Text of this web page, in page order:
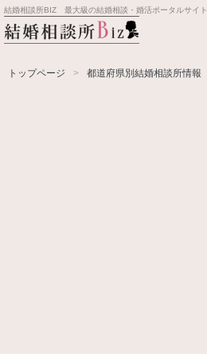
結婚相談所BIZ 最大級の結婚相談・婚活ポータルサイト
トップページ 都道府県別結婚相談所情報